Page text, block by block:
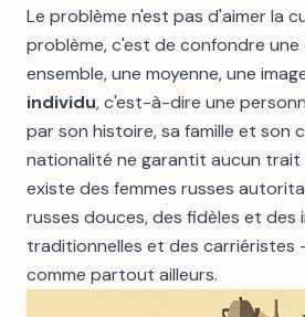
Le problème n'est pas d'aimer la
problème, c'est de confondre une
ensemble, une moyenne, une
individu, c'est-à-dire une
par son histoire, sa famille et son
nationalité ne garantit aucun trait
existe des femmes russes
russes douces, des fidèles et des
traditionnelles et des carriéristes
comme partout ailleurs.